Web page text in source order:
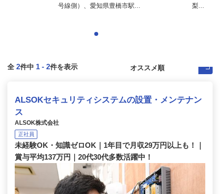
号線側）、愛知県豊橋市駅...
梨...
全 2件中 1 - 2件を表示
ALSOKセキュリティシステムの設置・メンテナン
ス
ALSOK株式会社
正社員
未経験OK・知識ゼロOK｜1年目で月収29万円以上も！｜
賞与平均137万円｜20代30代多数活躍中！